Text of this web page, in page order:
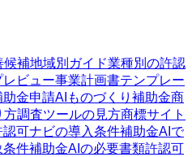
候補地域別ガイド業種別の許認
ビュー事業計画書テンプレー
助金申請AI ものづくり補助金商
方調査ツールの見方商標サイト
認可ナビの導入条件補助金AIで
条件補助金AIの必要書類許認可